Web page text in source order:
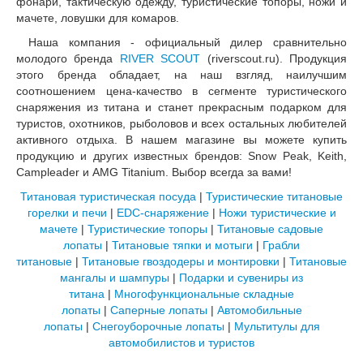
мачете, ловушки для комаров.
Наша компания - официальный дилер сравнительно
молодого бренда RIVER SCOUT (riverscout.ru). Продукция
этого бренда обладает, на наш взгляд, наилучшим
соотношением цена-качество в сегменте туристического
снаряжения из титана и станет прекрасным подарком для
туристов, охотников, рыболовов и всех остальных любителей
активного отдыха. В нашем магазине вы можете купить
продукцию и других известных брендов: Snow Peak, Keith,
Campleader и AMG Titanium. Выбор всегда за вами!
Титановая туристическая посуда | Туристические титановые
горелки и печи | EDC-снаряжение| Ножи туристические и
мачете | Туристические топоры | Титановые садовые
лопаты | Титановые тяпки и мотыги | Грабли
титановые | Титановые гвоздодеры и монтировки | Титановые
мангалы и шампуры | Подарки и сувениры из
титана | Многофункциональные складные
лопаты| Саперные лопаты| Автомобильные
лопаты| Снегоуборочные лопаты| Мультитулы для
автомобилистов и туристов